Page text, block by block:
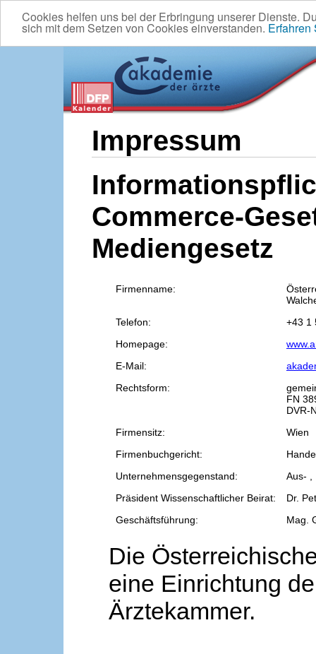
Cookies helfen uns bei der Erbringung unserer Dienste.
sich mit dem Setzen von Cookies einverstanden. Erfahren
Impressum
Commerce-
Mediengesetz
Firmenname:
Telefon:
+43 1
Homepage:
E-Mail:
Rechtsform:
FN
DVR-
Firmensitz:
Wien
Firmenbuchgericht:
Unternehmensgegenstand:
Aus- ,
Präsident Wissenschaftlicher Beirat:
Dr.
Geschäftsführung:
Mag.
Die
eine Einrichtung
Ärztekammer.